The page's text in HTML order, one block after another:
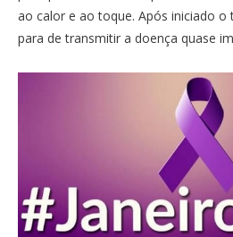
ao calor e ao toque. Após iniciado
para de transmitir a doença quase